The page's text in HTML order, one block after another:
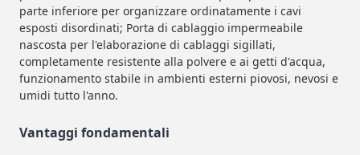
parte inferiore per organizzare ordinatamente i cavi
esposti disordinati; Porta di cablaggio impermeabile
nascosta per l'elaborazione di cablaggi sigillati,
completamente resistente alla polvere e ai getti d'acqua,
funzionamento stabile in ambienti esterni piovosi, nevosi e
umidi tutto l'anno.
Vantaggi fondamentali